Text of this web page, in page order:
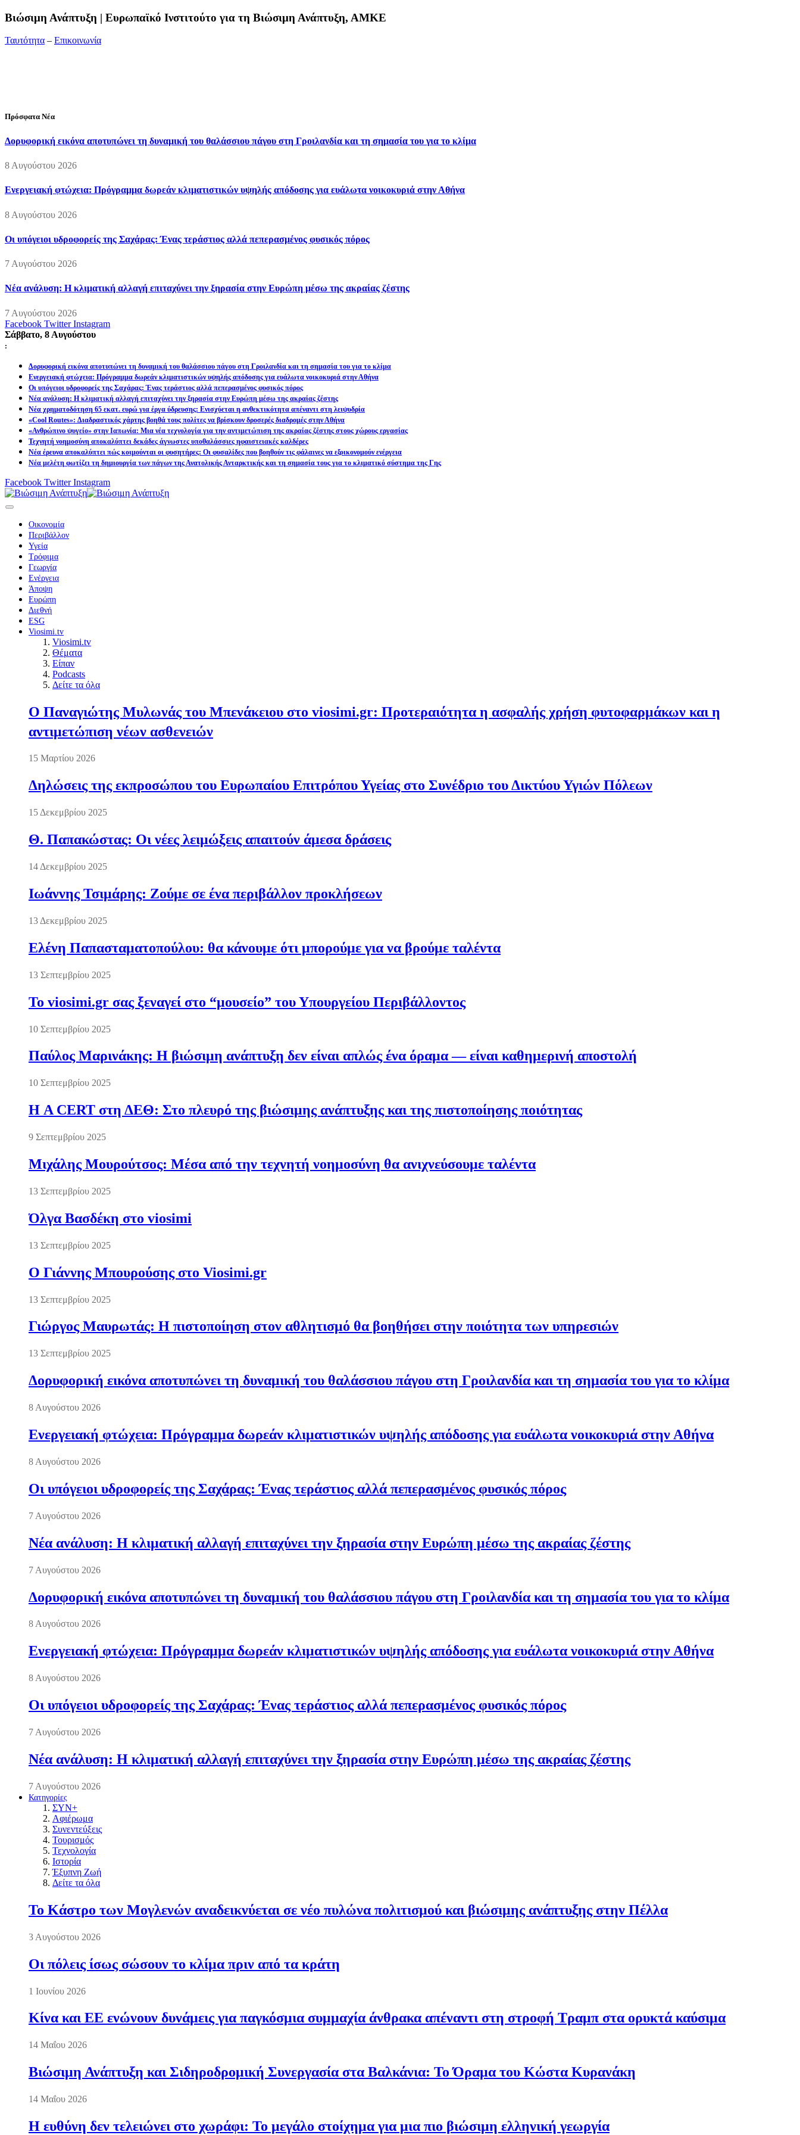
Bιώσιμη Ανάπτυξη | Ευρωπαϊκό Ινστιτούτο για τη Βιώσιμη Ανάπτυξη, ΑΜΚΕ
Ταυτότητα – Επικοινωνία
Πρόσφατα Νέα
Δορυφορική εικόνα αποτυπώνει τη δυναμική του θαλάσσιου πάγου στη Γροιλανδία και τη σημασία του για το κλίμα
8 Αυγούστου 2026
Ενεργειακή φτώχεια: Πρόγραμμα δωρεάν κλιματιστικών υψηλής απόδοσης για ευάλωτα νοικοκυριά στην Αθήνα
8 Αυγούστου 2026
Οι υπόγειοι υδροφορείς της Σαχάρας: Ένας τεράστιος αλλά πεπερασμένος φυσικός πόρος
7 Αυγούστου 2026
Νέα ανάλυση: Η κλιματική αλλαγή επιταχύνει την ξηρασία στην Ευρώπη μέσω της ακραίας ζέστης
7 Αυγούστου 2026
Facebook Twitter Instagram
Σάββατο, 8 Αυγούστου
:
Δορυφορική εικόνα αποτυπώνει τη δυναμική του θαλάσσιου πάγου στη Γροιλανδία και τη σημασία του για το κλίμα
Ενεργειακή φτώχεια: Πρόγραμμα δωρεάν κλιματιστικών υψηλής απόδοσης για ευάλωτα νοικοκυριά στην Αθήνα
Οι υπόγειοι υδροφορείς της Σαχάρας: Ένας τεράστιος αλλά πεπερασμένος φυσικός πόρος
Νέα ανάλυση: Η κλιματική αλλαγή επιταχύνει την ξηρασία στην Ευρώπη μέσω της ακραίας ζέστης
Νέα χρηματοδότηση 65 εκατ. ευρώ για έργα ύδρευσης: Ενισχύεται η ανθεκτικότητα απέναντι στη λειψυδρία
«Cool Routes»: Διαδραστικός χάρτης βοηθά τους πολίτες να βρίσκουν δροσερές διαδρομές στην Αθήνα
«Ανθρώπινο ψυγείο» στην Ιαπωνία: Μια νέα τεχνολογία για την αντιμετώπιση της ακραίας ζέστης στους χώρους εργασίας
Τεχνητή νοημοσύνη αποκαλύπτει δεκάδες άγνωστες υποθαλάσσιες ηφαιστειακές καλδέρες
Νέα έρευνα αποκαλύπτει πώς κοιμούνται οι φυσητήρες: Οι φυσαλίδες που βοηθούν τις φάλαινες να εξοικονομούν ενέργεια
Νέα μελέτη φωτίζει τη δημιουργία των πάγων της Ανατολικής Ανταρκτικής και τη σημασία τους για το κλιματικό σύστημα της Γης
Facebook Twitter Instagram
Οικονομία
Περιβάλλον
Υγεία
Τρόφιμα
Γεωργία
Ενέργεια
Άποψη
Ευρώπη
Διεθνή
ESG
Viosimi.tv
Viosimi.tv
Θέματα
Είπαν
Podcasts
Δείτε τα όλα
Ο Παναγιώτης Μυλωνάς του Μπενάκειου στο viosimi.gr: Προτεραιότητα η ασφαλής χρήση φυτοφαρμάκων και η
αντιμετώπιση νέων ασθενειών
15 Μαρτίου 2026
Δηλώσεις της εκπροσώπου του Ευρωπαίου Επιτρόπου Υγείας στο Συνέδριο του Δικτύου Υγιών Πόλεων
15 Δεκεμβρίου 2025
Θ. Παπακώστας: Οι νέες λειμώξεις απαιτούν άμεσα δράσεις
14 Δεκεμβρίου 2025
Ιωάννης Τσιμάρης: Ζούμε σε ένα περιβάλλον προκλήσεων
13 Δεκεμβρίου 2025
Ελένη Παπασταματοπούλου: θα κάνουμε ότι μπορούμε για να βρούμε ταλέντα
13 Σεπτεμβρίου 2025
Το viosimi.gr σας ξεναγεί στο “μουσείο” του Υπουργείου Περιβάλλοντος
10 Σεπτεμβρίου 2025
Παύλος Μαρινάκης: Η βιώσιμη ανάπτυξη δεν είναι απλώς ένα όραμα — είναι καθημερινή αποστολή
10 Σεπτεμβρίου 2025
Η A CERT στη ΔΕΘ: Στο πλευρό της βιώσιμης ανάπτυξης και της πιστοποίησης ποιότητας
9 Σεπτεμβρίου 2025
Μιχάλης Μουρούτσος: Μέσα από την τεχνητή νοημοσύνη θα ανιχνεύσουμε ταλέντα
13 Σεπτεμβρίου 2025
Όλγα Βασδέκη στο viosimi
13 Σεπτεμβρίου 2025
Ο Γιάννης Μπουρούσης στο Viosimi.gr
13 Σεπτεμβρίου 2025
Γιώργος Μαυρωτάς: Η πιστοποίηση στον αθλητισμό θα βοηθήσει στην ποιότητα των υπηρεσιών
13 Σεπτεμβρίου 2025
Δορυφορική εικόνα αποτυπώνει τη δυναμική του θαλάσσιου πάγου στη Γροιλανδία και τη σημασία του για το κλίμα
8 Αυγούστου 2026
Ενεργειακή φτώχεια: Πρόγραμμα δωρεάν κλιματιστικών υψηλής απόδοσης για ευάλωτα νοικοκυριά στην Αθήνα
8 Αυγούστου 2026
Οι υπόγειοι υδροφορείς της Σαχάρας: Ένας τεράστιος αλλά πεπερασμένος φυσικός πόρος
7 Αυγούστου 2026
Νέα ανάλυση: Η κλιματική αλλαγή επιταχύνει την ξηρασία στην Ευρώπη μέσω της ακραίας ζέστης
7 Αυγούστου 2026
Δορυφορική εικόνα αποτυπώνει τη δυναμική του θαλάσσιου πάγου στη Γροιλανδία και τη σημασία του για το κλίμα
8 Αυγούστου 2026
Ενεργειακή φτώχεια: Πρόγραμμα δωρεάν κλιματιστικών υψηλής απόδοσης για ευάλωτα νοικοκυριά στην Αθήνα
8 Αυγούστου 2026
Οι υπόγειοι υδροφορείς της Σαχάρας: Ένας τεράστιος αλλά πεπερασμένος φυσικός πόρος
7 Αυγούστου 2026
Νέα ανάλυση: Η κλιματική αλλαγή επιταχύνει την ξηρασία στην Ευρώπη μέσω της ακραίας ζέστης
7 Αυγούστου 2026
Κατηγορίες
ΣΥΝ+
Αφιέρωμα
Συνεντεύξεις
Τουρισμός
Τεχνολογία
Ιστορία
Έξυπνη Ζωή
Δείτε τα όλα
Το Κάστρο των Μογλενών αναδεικνύεται σε νέο πυλώνα πολιτισμού και βιώσιμης ανάπτυξης στην Πέλλα
3 Αυγούστου 2026
Οι πόλεις ίσως σώσουν το κλίμα πριν από τα κράτη
1 Ιουνίου 2026
Κίνα και ΕΕ ενώνουν δυνάμεις για παγκόσμια συμμαχία άνθρακα απέναντι στη στροφή Τραμπ στα ορυκτά καύσιμα
14 Μαΐου 2026
Βιώσιμη Ανάπτυξη και Σιδηροδρομική Συνεργασία στα Βαλκάνια: Το Όραμα του Κώστα Κυρανάκη
14 Μαΐου 2026
Η ευθύνη δεν τελειώνει στο χωράφι: Το μεγάλο στοίχημα για μια πιο βιώσιμη ελληνική γεωργία